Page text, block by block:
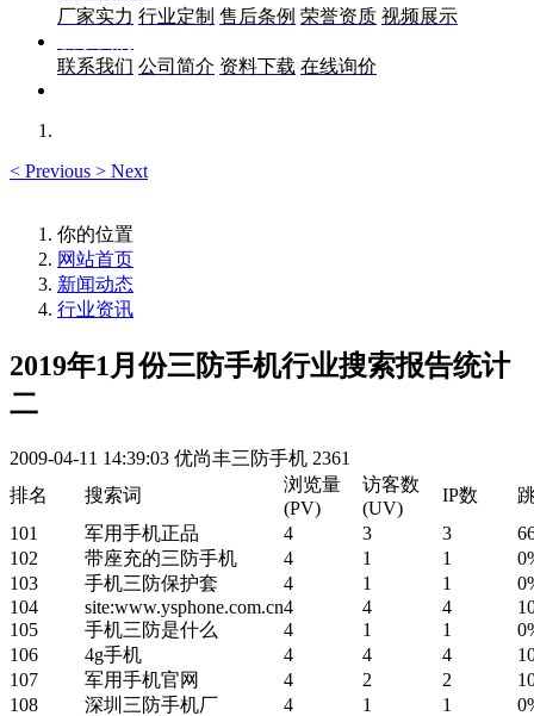
厂家实力 行业定制 售后条例 荣誉资质 视频展示
联系我们 公司简介 资料下载 在线询价
< Previous > Next
你的位置
网站首页
新闻动态
行业资讯
2019年1月份三防手机行业搜索报告统计
二
2009-04-11 14:39:03 优尚丰三防手机 2361
排名
搜索词
浏览量
(PV)
访客数
(UV)
IP数
101
军用手机正品 4 3 3
102
带座充的三防手机 4 1 1
103
手机三防保护套 4 1 1
104
site:www.ysphone.com.cn4 4 4
105
手机三防是什么 4 1 1
106
4g手机 4 4 4
107
军用手机官网 4 2 2
108
深圳三防手机厂 4 1 1